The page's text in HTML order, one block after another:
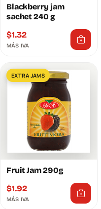
Blackberry jam
sachet 240 g
$1.32
MÁS IVA
EXTRA JAMS
Fruit Jam 290g
$1.92
MÁS IVA